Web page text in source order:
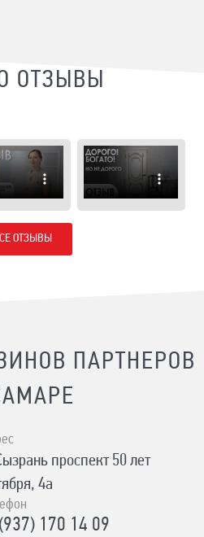
ОТЗЫВЫ
ОТЗЫВЫ
ПАРТНЕРОВ
​проспект 50 лет
4а
170 14 09